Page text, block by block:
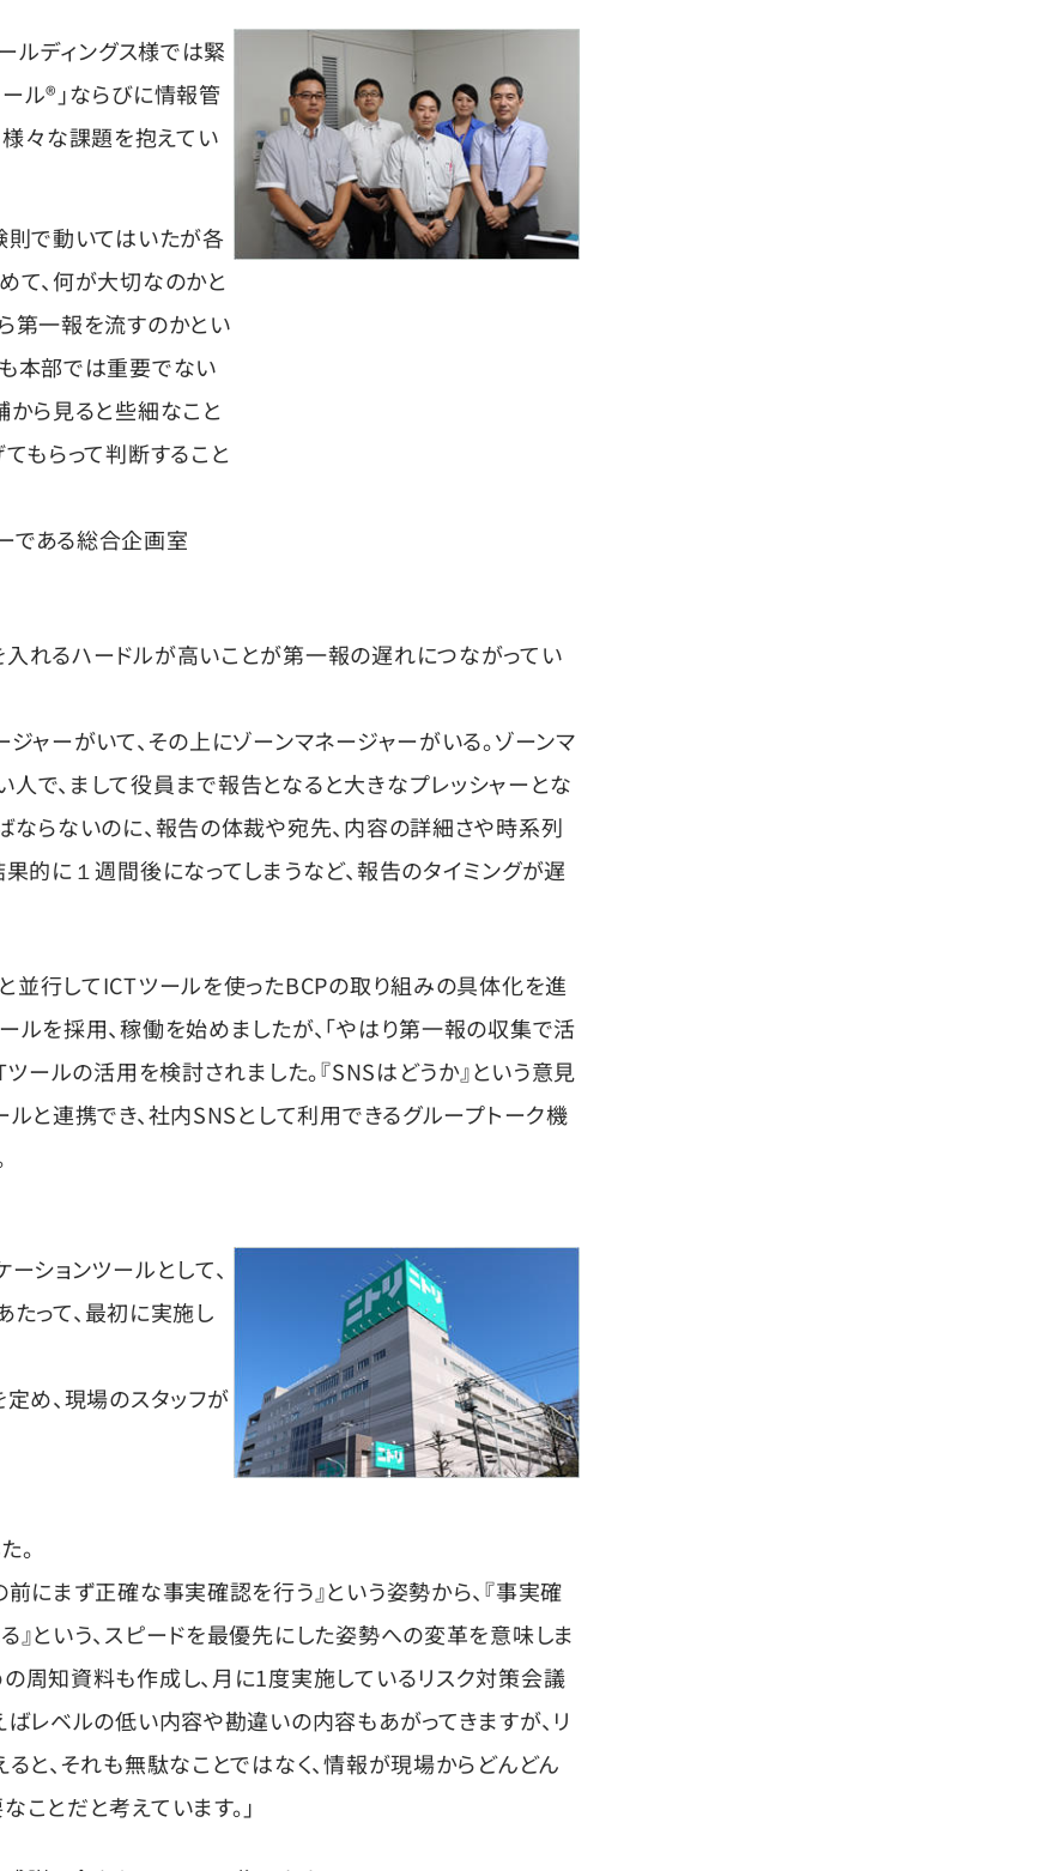
ルディングス様では緊
ル®」ならびに情報管
々な課題を抱えてい
則で動いてはいたが各
て、何が大切なのかと
第一報を流すのかとい
本部では重要でない
から見ると些細なこと
もらって判断すること
である総合企画室
れるハードルが高いことが第一報の遅れにつながってい
ャーがいて、その上にゾーンマネージャーがいる。ゾーンマ
で、まして役員まで報告となると大きなプレッシャーとな
ならないのに、報告の体裁や宛先、内容の詳細さや時系列
的に１週間後になってしまうなど、報告のタイミングが遅
行してICTツールを使ったBCPの取り組みの具体化を進
を採用、稼働を始めましたが、「やはり第一報の収集で活
ールの活用を検討されました。『SNSはどうか』という意見
と連携でき、社内SNSとして利用できるグループトーク機
ションツールとして、
って、最初に実施し
め、現場のスタッフが
。
にまず正確な事実確認を行う』という姿勢から、『事実確
という、スピードを最優先にした姿勢への変革を意味しま
周知資料も作成し、月に1度実施しているリスク対策会議
レベルの低い内容や勘違いの内容もあがってきますが、リ
と、それも無駄なことではなく、情報が現場からどんどん
とだと考えています。」